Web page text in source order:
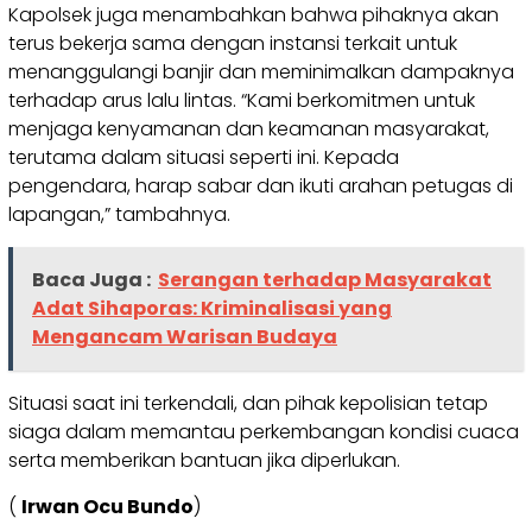
Kapolsek juga menambahkan bahwa pihaknya akan
terus bekerja sama dengan instansi terkait untuk
menanggulangi banjir dan meminimalkan dampaknya
terhadap arus lalu lintas. “Kami berkomitmen untuk
menjaga kenyamanan dan keamanan masyarakat,
terutama dalam situasi seperti ini. Kepada
pengendara, harap sabar dan ikuti arahan petugas di
lapangan,” tambahnya.
Baca Juga : Serangan terhadap Masyarakat
Adat Sihaporas: Kriminalisasi yang
Mengancam Warisan Budaya
Situasi saat ini terkendali, dan pihak kepolisian tetap
siaga dalam memantau perkembangan kondisi cuaca
serta memberikan bantuan jika diperlukan.
( Irwan Ocu Bundo)